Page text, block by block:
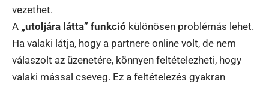
vezethet.
A „utoljára látta” funkció különösen problémás lehet.
Ha valaki látja, hogy a partnere online volt, de nem
válaszolt az üzenetére, könnyen feltételezheti, hogy
valaki mással cseveg. Ez a feltételezés gyakran